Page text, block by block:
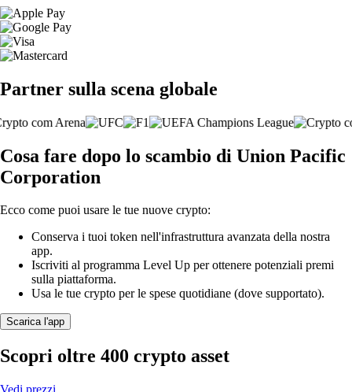
Partner sulla scena globale
Cosa fare dopo lo scambio di Union Pacific
Corporation
Ecco come puoi usare le tue nuove crypto:
Conserva i tuoi token nell'infrastruttura avanzata della nostra
app.
Iscriviti al programma Level Up per ottenere potenziali premi
sulla piattaforma.
Usa le tue crypto per le spese quotidiane (dove supportato).
Scarica l'app
Scopri oltre 400 crypto asset